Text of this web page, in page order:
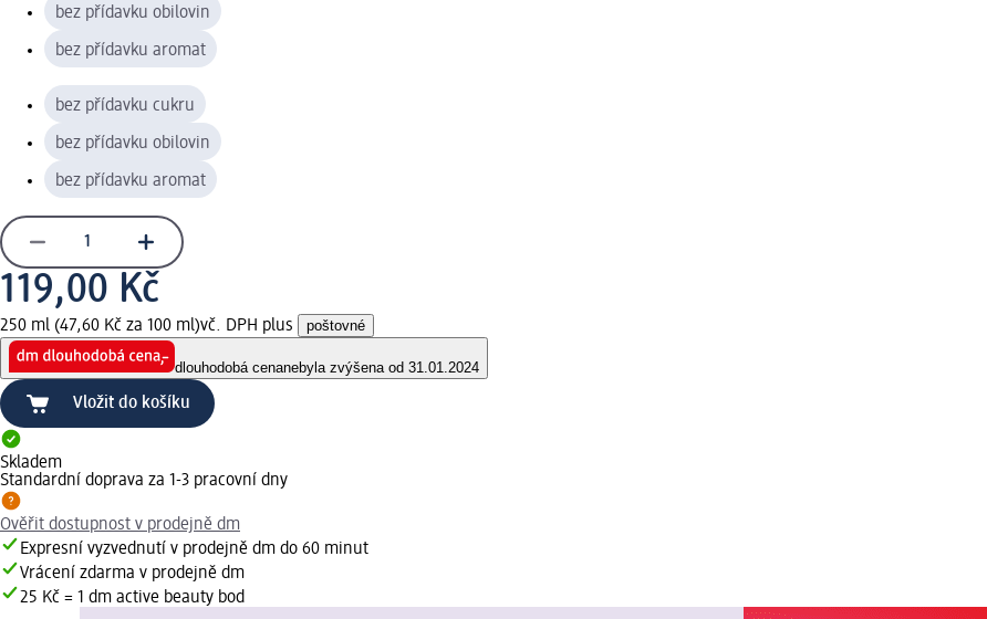
bez přídavku obilovin
bez přídavku aromat
bez přídavku cukru
bez přídavku obilovin
bez přídavku aromat
119,00 Kč
250 ml (47,60 Kč za 100 ml)vč. DPH plus poštovné
dlouhodobá cenanebyla zvýšena od 31.01.2024
Vložit do košíku
Skladem
Standardní doprava za 1-3 pracovní dny
Ověřit dostupnost v prodejně dm
Expresní vyzvednutí v prodejně dm do 60 minut
Vrácení zdarma v prodejně dm
25 Kč = 1 dm active beauty bod